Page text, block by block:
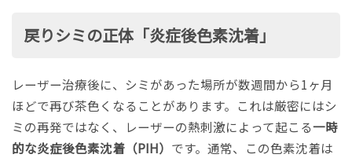
戻りシミの正体「炎症後色素沈着」
レーザー治療後に、シミがあった場所が数週間から1ヶ月
ほどで再び茶色くなることがあります。これは厳密にはシ
ミの再発ではなく、レーザーの熱刺激によって起こる一時
的な炎症後色素沈着（PIH） です。通常、この色素沈着は